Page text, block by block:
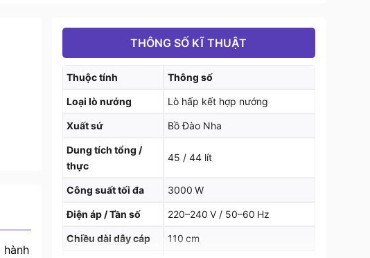
THÔNG SỐ KĨ THUẬT
Thuộc tính Thông số
Loại lò nướng Lò hấp kết hợp nướng
Xuất sứ Bồ Đào Nha
Dung tích tổng /
thực
45 / 44 lít
Công suất tối đa 3000 W
Điện áp / Tần số 220–240 V / 50–60 Hz
Chiều dài dây cáp 110 cm